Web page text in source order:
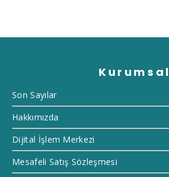
Kurumsal
Son Sayılar
Hakkımızda
Dijital İşlem Merkezi
Mesafeli Satış Sözleşmesi